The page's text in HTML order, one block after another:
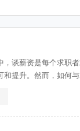
谈薪资是每个求职
提升。然而，如何
关重要的一步。通